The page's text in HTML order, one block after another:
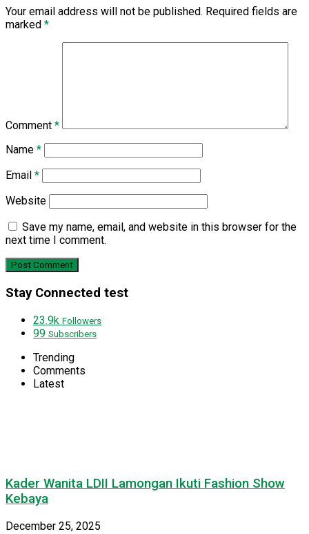
Your email address will not be published. Required fields are
marked *
Comment *
Name *
Email *
Website
Save my name, email, and website in this browser for the
next time I comment.
Stay Connected test
23.9k Followers
99 Subscribers
Trending
Comments
Latest
Kader Wanita LDII Lamongan Ikuti Fashion Show
Kebaya
December 25, 2025